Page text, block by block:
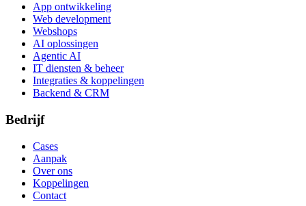
App ontwikkeling
Web development
Webshops
AI oplossingen
Agentic AI
IT diensten & beheer
Integraties & koppelingen
Backend & CRM
Bedrijf
Cases
Aanpak
Over ons
Koppelingen
Contact